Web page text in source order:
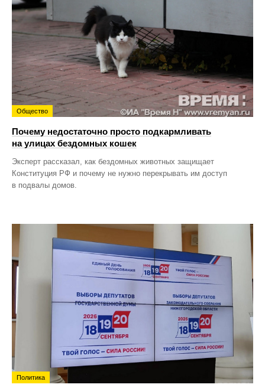
Общество
Почему недостаточно просто подкармливать
на улицах бездомных кошек
Эксперт рассказал, как бездомных животных защищает
Конституция РФ и почему не нужно перекрывать им доступ
в подвалы домов.
Политика